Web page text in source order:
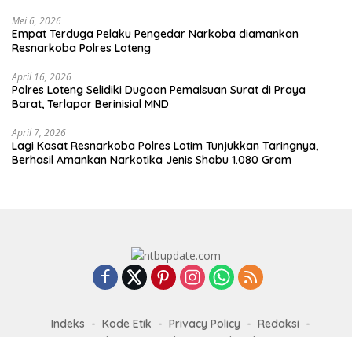
Mei 6, 2026
Empat Terduga Pelaku Pengedar Narkoba diamankan
Resnarkoba Polres Loteng
April 16, 2026
Polres Loteng Selidiki Dugaan Pemalsuan Surat di Praya
Barat, Terlapor Berinisial MND
April 7, 2026
Lagi Kasat Resnarkoba Polres Lotim Tunjukkan Taringnya,
Berhasil Amankan Narkotika Jenis Shabu 1.080 Gram
Indeks Kode Etik Privacy Policy
Redaksi